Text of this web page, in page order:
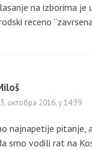
na izborima je
receno
октобра 2016. у 14:39
najnapetije pitanje,
smo vodili rat na